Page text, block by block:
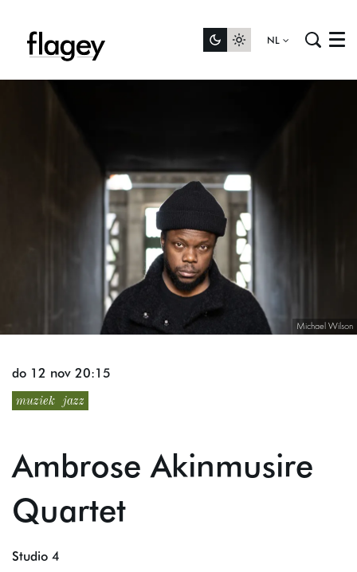
NL Menu
Michael Wilson
muziek jazz
Ambrose Akinmusire
Quartet
do 12 nov 20:15
Studio 4